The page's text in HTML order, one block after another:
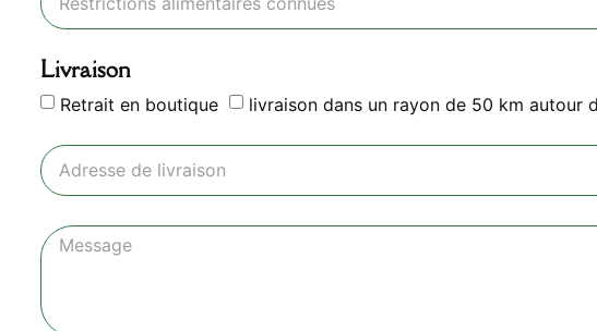
Livraison
Retrait en boutique livraison dans un rayon de 50 km autour